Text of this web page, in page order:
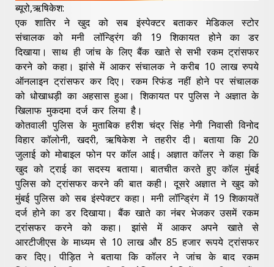
ब्यूरो,ऋषिकेश:
एक शातिर ने खुद को सब इंस्पेक्टर बताकर मेडिकल स्टोर
संचालक को मनी लॉन्ड्रिंग की 19 शिकायत होने का डर
दिखाया। साथ ही जांच के लिए बैंक खाते से सभी रकम ट्रांसफर
करने को कहा। झांसे में आकर संचालक ने करीब 10 लाख रुपये
ऑनलाइन ट्रांसफर कर दिए। रकम रिफंड नहीं होने पर संचालक
को धोखाधड़ी का अहसास हुआ। शिकायत पर पुलिस ने अज्ञात के
खिलाफ मुकदमा दर्ज कर लिया है।
कोतवाली पुलिस के मुताबिक हरीश चंद्र सिंह नेगी निवासी विनोद
विहार कॉलोनी, खदरी, ऋषिकेश ने तहरीर दी। बताया कि 20
जुलाई को मोबाइल फोन पर कॉल आई। अज्ञात कॉलर ने कहा कि
खुद को ट्राई का सदस्य बताया। बातचीत करते हुए कॉल मुंबई
पुलिस को ट्रांसफर करने की बात कही। दूसरे अज्ञात ने खुद को
मुंबई पुलिस को सब इंस्पेक्टर कहा। मनी लॉन्ड्रिंग में 19 शिकायतें
दर्ज होने का डर दिखाया। बैंक खाते का नंबर भेजकर उसमें रकम
ट्रांसफर करने को कहा। झांसे में आकर अपने खाते से
आरटीजीएस के माध्यम से 10 लाख और 85 हजार रूपये ट्रांसफर
कर दिए। पीड़ित ने बताया कि कॉलर ने जांच के बाद रकम